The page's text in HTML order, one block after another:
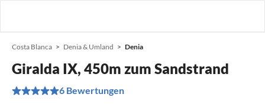
Costa Blanca Denia & Umland Denia
Giralda IX, 450m zum Sandstrand
6 Bewertungen